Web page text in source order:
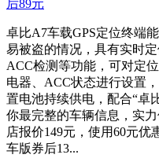
卓比A7车载GPS定位终端
易被盗的情况，具有实时
ACC检测等功能，可对定
电器、ACC状态进行设置
置电池持续供电，配合“卓
你最完整的车辆信息，实
店报价149元，使用60元优
车版券后13...